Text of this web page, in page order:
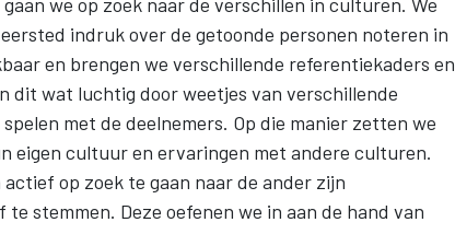
indruk over de getoonde personen noteren in
en brengen we verschillende referentiekaders en
dit wat luchtig door weetjes van verschillende
met de deelnemers. Op die manier zetten we
eigen cultuur en ervaringen met andere culturen.
op zoek te gaan naar de ander zijn
stemmen. Deze oefenen we in aan de hand van